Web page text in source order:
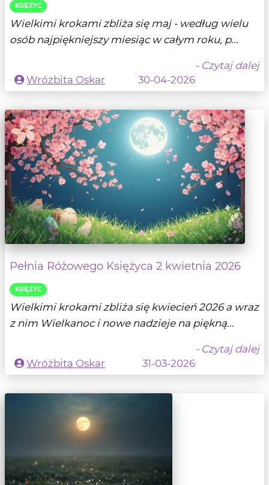
KSIĘŻYC
Wielkimi krokami zbliża się maj - według wielu
osób najpiękniejszy miesiąc w całym roku, p...
- Czytaj dalej
Wróżbita Oskar
30-04-2026
Pełnia Różowego Księżyca 2 kwietnia 2026
KSIĘŻYC
Wielkimi krokami zbliża się kwiecień 2026 a wraz
z nim Wielkanoc i nowe nadzieje na piękną...
- Czytaj dalej
Wróżbita Oskar
31-03-2026